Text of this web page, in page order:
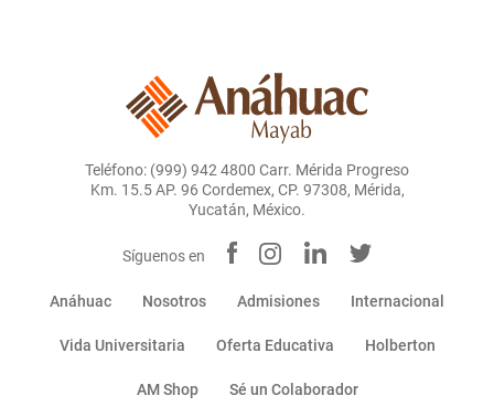
Teléfono: (999) 942 4800 Carr. Mérida Progreso
Km. 15.5 AP. 96 Cordemex, CP. 97308, Mérida,
Yucatán, México.
Síguenos en
Anáhuac Nosotros Admisiones Internacional
Vida Universitaria Oferta Educativa Holberton
AM Shop Sé un Colaborador